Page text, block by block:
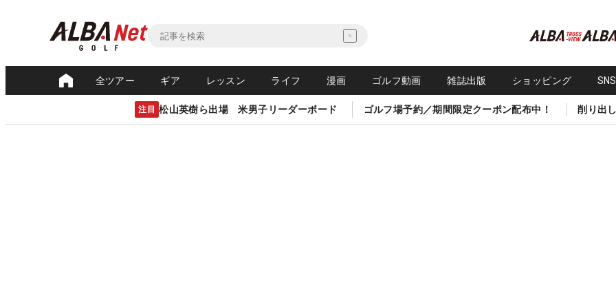
全ツアー ギア レッスン ライフ 漫画 ゴルフ動画 雑誌出版 ショッピング
注目 松山英樹ら出場 米男子リーダーボード ゴルフ場予約／期間限定クーポン配布中！ 削り出